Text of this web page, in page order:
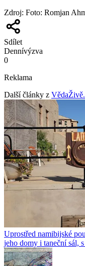
Zdroj: Foto: Romjan
Sdílet
Dennívýzva
0
Reklama
Další články z
Uprostřed namibijské
jeho domy i taneční sál,